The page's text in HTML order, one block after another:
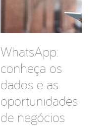
WhatsApp:
conheça os
dados e as
oportunidades
de negócios